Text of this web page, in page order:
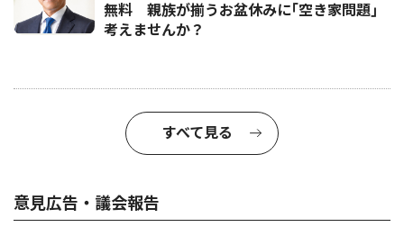
無料 親族が揃うお盆休みに｢空き家問題｣
考えませんか？
すべて見る
意見広告・議会報告